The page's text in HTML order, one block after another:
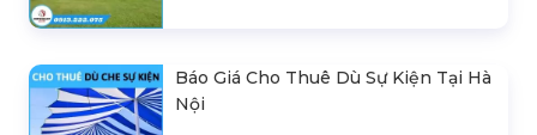
Báo Giá Cho Thuê Dù Sự Kiện Tại Hà
Nội